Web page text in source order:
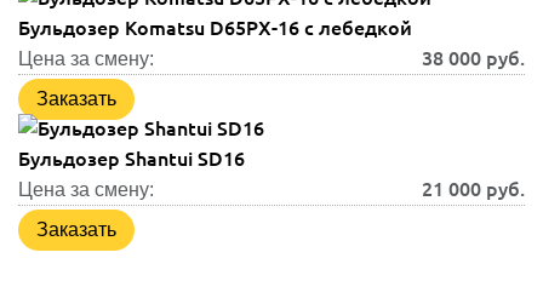
Бульдозер Komatsu D65PX-16 с лебедкой
Цена за смену: 38 000 руб.
Заказать
Бульдозер Shantui SD16
Цена за смену: 21 000 руб.
Заказать